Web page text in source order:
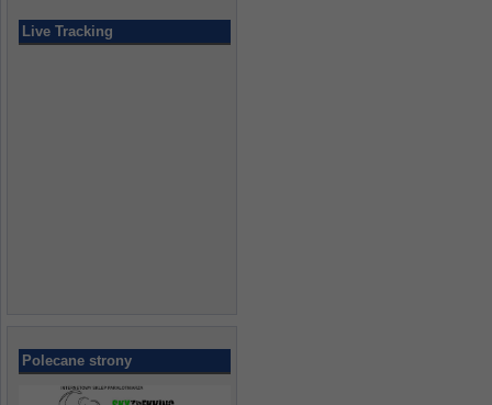
Live Tracking
Polecane strony